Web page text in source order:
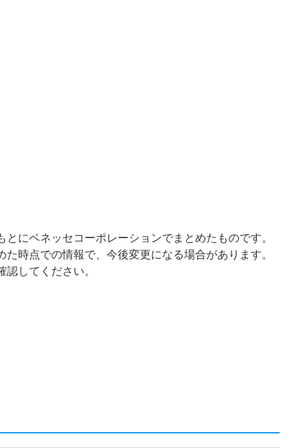
にベネッセコーポレーションでまとめたものです。
時点での情報で、今後変更になる場合があります。
してください。